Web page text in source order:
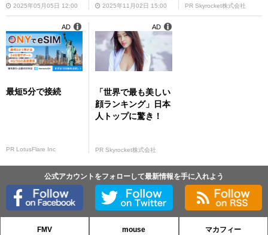
2025年05月05日 12:00
に感動
2025年11月02日 15:00 PR Skyrocket株式会社
最短5分で接続
PR LotusFlare Inc
AD
「世界で最も美しい
顔ランキング」日本
人トップに驚き！
PR Skyrocket株式会社
AD
公式アカウントをフォローして最新情報を手に入れよう
FMV mouse マカフィー